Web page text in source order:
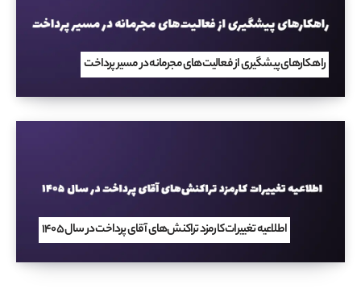
راهکارهای پیشگیری از فعالیت‌های مجرمانه در مسیر پرداخت
اطلاعیه تغییرات کارمزد تراکنش‌های آقای پرداخت در سال ۱۴۰۵